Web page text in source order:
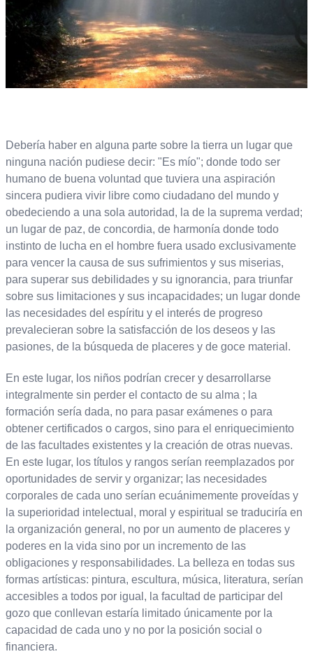
Debería haber en alguna parte sobre la tierra un lugar que
ninguna nación pudiese decir: "Es mío"; donde todo ser
humano de buena voluntad que tuviera una aspiración
sincera pudiera vivir libre como ciudadano del mundo y
obedeciendo a una sola autoridad, la de la suprema verdad;
un lugar de paz, de concordia, de harmonía donde todo
instinto de lucha en el hombre fuera usado exclusivamente
para vencer la causa de sus sufrimientos y sus miserias,
para superar sus debilidades y su ignorancia, para triunfar
sobre sus limitaciones y sus incapacidades; un lugar donde
las necesidades del espíritu y el interés de progreso
prevalecieran sobre la satisfacción de los deseos y las
pasiones, de la búsqueda de placeres y de goce material.
En este lugar, los niños podrían crecer y desarrollarse
integralmente sin perder el contacto de su alma ; la
formación sería dada, no para pasar exámenes o para
obtener certificados o cargos, sino para el enriquecimiento
de las facultades existentes y la creación de otras nuevas.
En este lugar, los títulos y rangos serían reemplazados por
oportunidades de servir y organizar; las necesidades
corporales de cada uno serían ecuánimemente proveídas y
la superioridad intelectual, moral y espiritual se traduciría en
la organización general, no por un aumento de placeres y
poderes en la vida sino por un incremento de las
obligaciones y responsabilidades. La belleza en todas sus
formas artísticas: pintura, escultura, música, literatura, serían
accesibles a todos por igual, la facultad de participar del
gozo que conllevan estaría limitado únicamente por la
capacidad de cada uno y no por la posición social o
financiera.